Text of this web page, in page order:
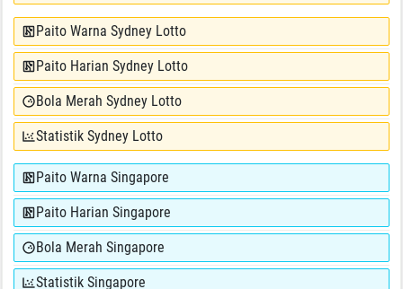
Paito Warna Sydney Lotto
Paito Harian Sydney Lotto
Bola Merah Sydney Lotto
Statistik Sydney Lotto
Paito Warna Singapore
Paito Harian Singapore
Bola Merah Singapore
Statistik Singapore